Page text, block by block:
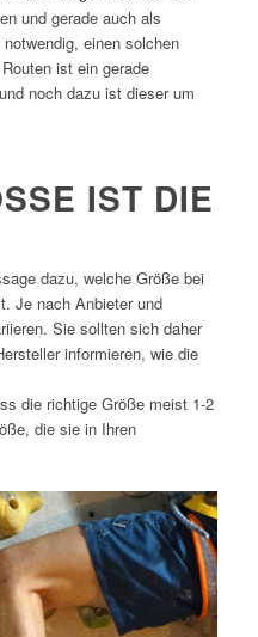
und gerade auch als
einen solchen
ist ein gerade
noch dazu ist dieser um
IST DIE R
dazu, welche Größe bei
Je nach Anbieter und
Sie sollten sich daher
informieren, wie die
die richtige Größe meist 1-2
die sie in Ihren